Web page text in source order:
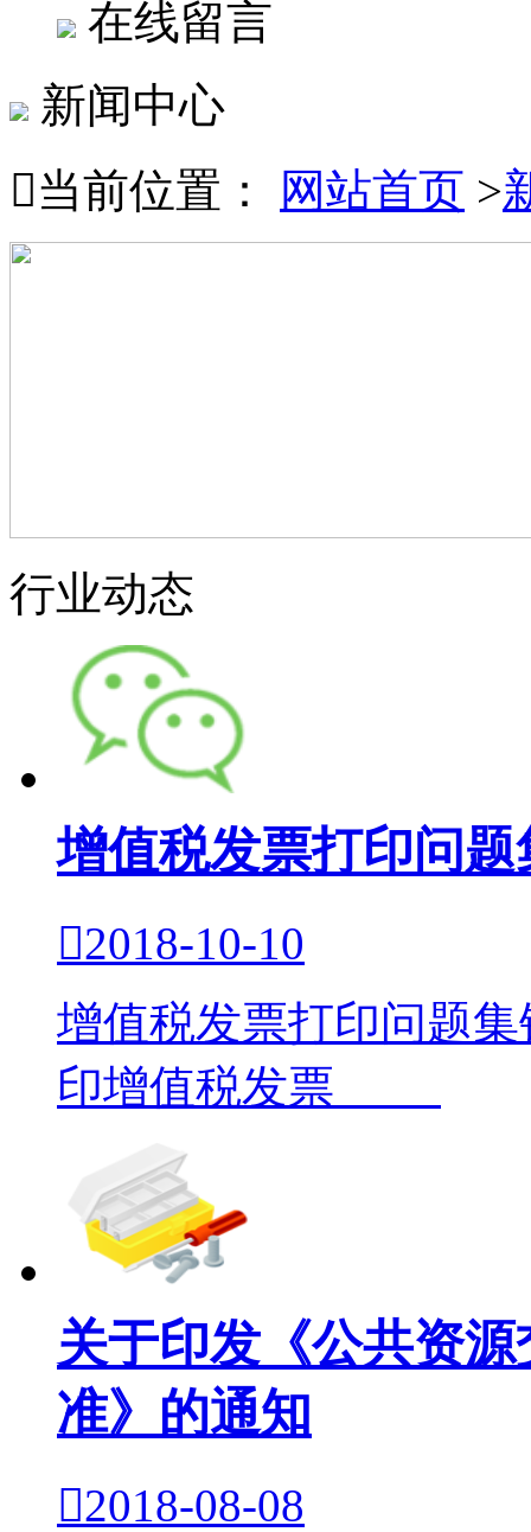
在线留言
新闻中心
当前位置： 网站首页 >
行业动态
增值税发票打印问题
2018-10-10
增值税发票打印问题
印增值税发票
关于印发《公共资
准》的通知
2018-08-08